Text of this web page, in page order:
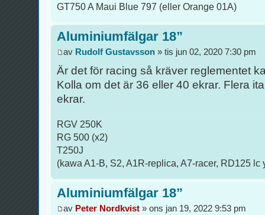
GT750 A Maui Blue 797 (eller Orange 01A)
Aluminiumfälgar 18”
av Rudolf Gustavsson » tis jun 02, 2020 7:30 pm
Är det för racing så kräver reglementet
Kolla om det är 36 eller 40 ekrar. Flera
ekrar.
RGV 250K
RG 500 (x2)
T250J
(kawa A1-B, S2, A1R-replica, A7-racer, RD125
Aluminiumfälgar 18”
av Peter Nordkvist » ons jan 19, 2022 9:53 pm